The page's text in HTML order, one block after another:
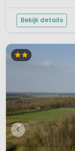
W...
Bekijk details